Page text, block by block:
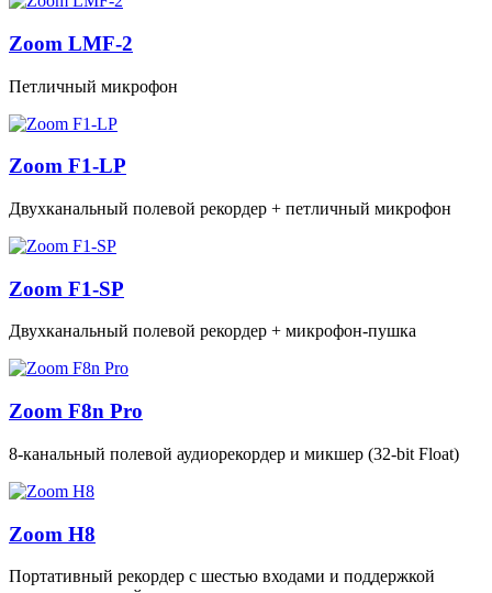
Zoom LMF-2
Петличный микрофон
Zoom F1-LP
Двухканальный полевой рекордер + петличный микрофон
Zoom F1-SP
Двухканальный полевой рекордер + микрофон‑пушка
Zoom F8n Pro
8‑канальный полевой аудиорекордер и микшер (32‑bit Float)
Zoom H8
Портативный рекордер с шестью входами и поддержкой